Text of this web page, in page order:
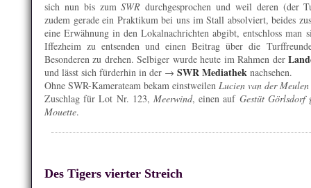
sich nun bis zumSWR durchgesprochen und weil deren (der
zudem gerade ein Praktikum bei uns im Stall absolviert, beides
eine Erwähnung in den Lokalnachrichten abgibt, entschloss man
Iffezheim zu entsenden und einen Beitrag über die
Besonderen zu drehen. Selbiger wurde heute im Rahmen der
und lässt sich fürderhin in der → SWR Mediathek nachsehen.
Ohne SWR-Kamerateam bekam einstweilenLucien van der Meulen
Zuschlag für Lot Nr. 123,Meerwind, einen auf Gestüt Görlsdorf
Mouette.
Des Tigers vierter Streich